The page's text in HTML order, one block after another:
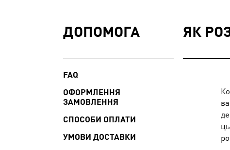
ЯК
ДОПОМОГА
FAQ
ОФОРМЛЕННЯ
ЗАМОВЛЕННЯ
СПОСОБИ ОПЛАТИ
УМОВИ ДОСТАВКИ